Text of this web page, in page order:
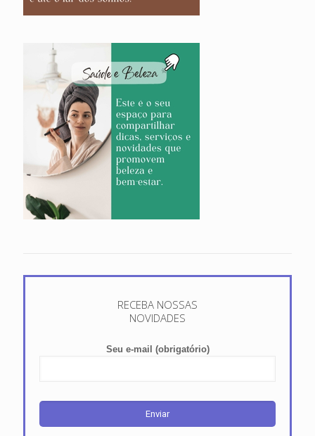
RECEBA NOSSAS
NOVIDADES
Seu e-mail (obrigatório)